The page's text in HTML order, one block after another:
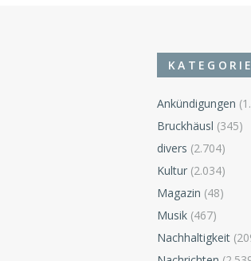
Ankündigungen
Bruckhäusl (345)
divers (2.704)
Kultur (2.034)
Magazin (48)
Musik (467)
Nachhaltigkeit